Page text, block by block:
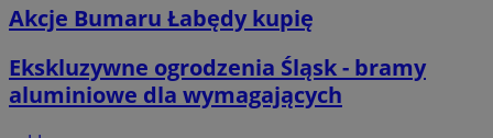
Akcje Bumaru Łabędy kupię
Ekskluzywne ogrodzenia Śląsk - bramy
aluminiowe dla wymagających